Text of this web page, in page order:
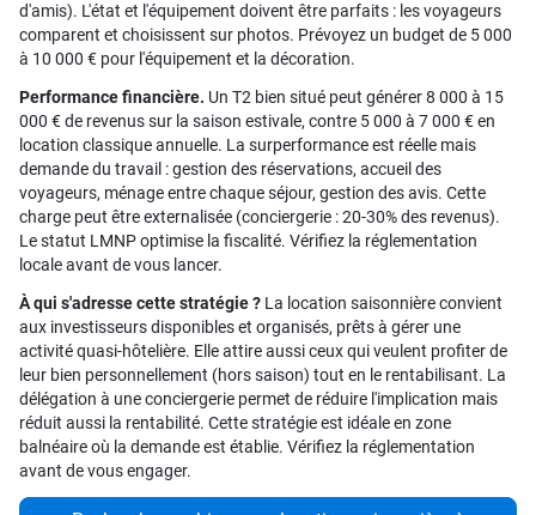
d'amis). L'état et l'équipement doivent être parfaits : les voyageurs
comparent et choisissent sur photos. Prévoyez un budget de 5 000
à 10 000 € pour l'équipement et la décoration.
Performance financière. Un T2 bien situé peut générer 8 000 à 15
000 € de revenus sur la saison estivale, contre 5 000 à 7 000 € en
location classique annuelle. La surperformance est réelle mais
demande du travail : gestion des réservations, accueil des
voyageurs, ménage entre chaque séjour, gestion des avis. Cette
charge peut être externalisée (conciergerie : 20-30% des revenus).
Le statut LMNP optimise la fiscalité. Vérifiez la réglementation
locale avant de vous lancer.
À qui s'adresse cette stratégie ? La location saisonnière convient
aux investisseurs disponibles et organisés, prêts à gérer une
activité quasi-hôtelière. Elle attire aussi ceux qui veulent profiter de
leur bien personnellement (hors saison) tout en le rentabilisant. La
délégation à une conciergerie permet de réduire l'implication mais
réduit aussi la rentabilité. Cette stratégie est idéale en zone
balnéaire où la demande est établie. Vérifiez la réglementation
avant de vous engager.